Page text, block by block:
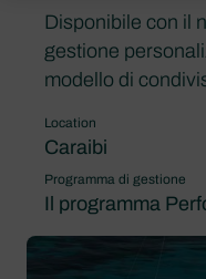
Disponibile con il
gestione
modello di
Location
Caraibi
Programma di gestione
Il programma